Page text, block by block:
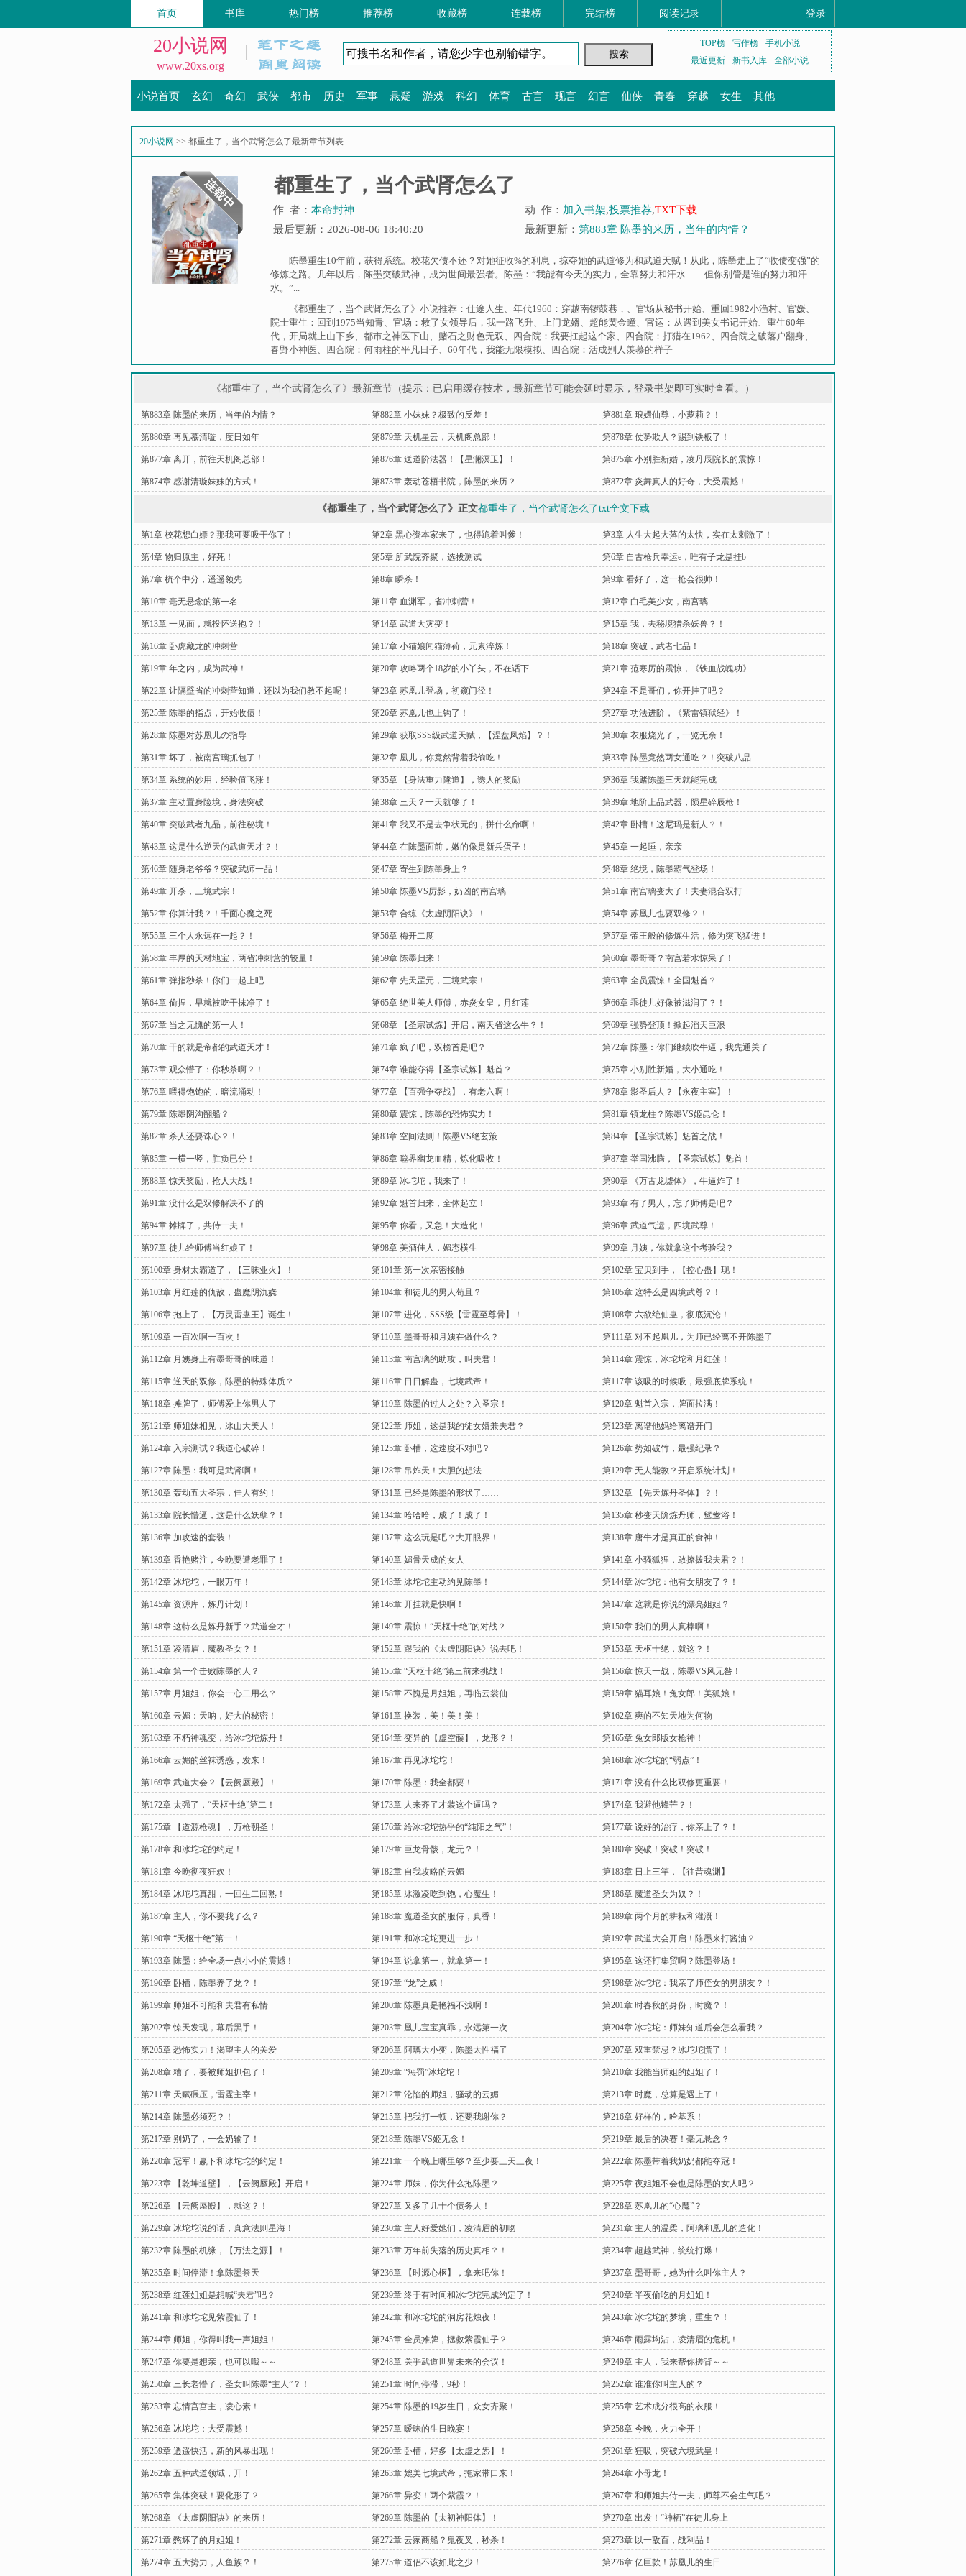
首页 书库 热门榜 推荐榜 收藏榜 连载榜 完结榜 阅读记录 登录
20小说网
www.20xs.org
TOP榜 写作榜
手机小说
最近更新
新书入库 全部小说
小说首页 玄幻 奇幻 武侠 都市 历史 军事 悬疑 游戏 科幻 体育 古言 现言 幻言 仙侠 青春 穿越 女生 其他
20小说网 >> 都重生了，当个武肾怎么了最新章节列表
都重生了，当个武肾怎么了
作 者： 本命封神 动 作： 加入书架,投票推荐,TXT下载
最后更新：2026-08-06 18:40:20
最新更新： 第883章 陈墨的来历，当年的内情？
陈墨重生10年前，获得系统。校花欠债不还？对她征收%的利息，掠夺她的武道修为和武道天赋！从此，陈墨走上了“收债变强”的
修炼之路。几年以后，陈墨突破武神，成为世间最强者。陈墨：“我能有今天的实力，全靠努力和汗水——但你别管是谁的努力和汗
水。”...
《都重生了，当个武肾怎么了》小说推荐： 仕途人生、 年代1960：穿越南锣鼓巷， 、 官场从秘书开始、 重回1982小渔村、 官媛、
院士重生：回到1975当知青、 官场：救了女领导后，我一路飞升、 上门龙婿、 超能黄金瞳、 官运：从遇到美女书记开始、 重生60年
代，开局就上山下乡、 都市之神医下山、 赌石之财色无双、 四合院：我要扛起这个家、 四合院：打猎在1962、 四合院之破落户翻身、
春野小神医、 四合院：何雨柱的平凡日子、 60年代，我能无限模拟、 四合院：活成别人羡慕的样子
《都重生了，当个武肾怎么了》最新章节（提示：已启用缓存技术，最新章节可能会延时显示，登录书架即可实时查看。）
第883章 陈墨的来历，当年的内情？ 第882章 小妹妹？极致的反差！ 第881章 琅嬛仙尊，小萝莉？！
第880章 再见慕清璇，度日如年 第879章 天机星云，天机阁总部！ 第878章 仗势欺人？踢到铁板了！
第877章 离开，前往天机阁总部！ 第876章 送道阶法器！【星澜溟玉】！ 第875章 小别胜新婚，凌丹辰院长的震惊！
第874章 感谢清璇妹妹的方式！ 第873章 轰动苍梧书院，陈墨的来历？ 第872章 炎舞真人的好奇，大受震撼！
《都重生了，当个武肾怎么了》正文都重生了，当个武肾怎么了txt全文下载
第1章 校花想白嫖？那我可要吸干你了！ 第2章 黑心资本家来了，也得跪着叫爹！ 第3章 人生大起大落的太快，实在太刺激了！
第4章 物归原主，好死！ 第5章 所武院齐聚，选拔测试 第6章 自古枪兵幸运e，唯有子龙是挂b
第7章 梳个中分，遥遥领先 第8章 瞬杀！ 第9章 看好了，这一枪会很帅！
第10章 毫无悬念的第一名 第11章 血渊军，省冲刺营！ 第12章 白毛美少女，南宫璃
第13章 一见面，就投怀送抱？！ 第14章 武道大灾变！ 第15章 我，去秘境猎杀妖兽？！
第16章 卧虎藏龙的冲刺营 第17章 小猫娘闻猫薄荷，元素淬炼！ 第18章 突破，武者七品！
第19章 年之内，成为武神！ 第20章 攻略两个18岁的小丫头，不在话下 第21章 范寒厉的震惊，《铁血战魄功》
第22章 让隔壁省的冲刺营知道，还以为我们教不起呢！ 第23章 苏凰儿登场，初窥门径！ 第24章 不是哥们，你开挂了吧？
第25章 陈墨的指点，开始收债！ 第26章 苏凰儿也上钩了！ 第27章 功法进阶，《紫雷镇狱经》！
第28章 陈墨对苏凰儿の指导 第29章 获取SSS级武道天赋，【涅盘凤焰】？！ 第30章 衣服烧光了，一览无余！
第31章 坏了，被南宫璃抓包了！ 第32章 凰儿，你竟然背着我偷吃！ 第33章 陈墨竟然两女通吃？！突破八品
第34章 系统的妙用，经验值飞涨！ 第35章 【身法重力隧道】，诱人的奖励 第36章 我赌陈墨三天就能完成
第37章 主动置身险境，身法突破 第38章 三天？一天就够了！ 第39章 地阶上品武器，陨星碎辰枪！
第40章 突破武者九品，前往秘境！ 第41章 我又不是去争状元的，拼什么命啊！ 第42章 卧槽！这尼玛是新人？！
第43章 这是什么逆天的武道天才？！ 第44章 在陈墨面前，嫩的像是新兵蛋子！ 第45章 一起睡，亲亲
第46章 随身老爷爷？突破武师一品！ 第47章 寄生到陈墨身上？ 第48章 绝境，陈墨霸气登场！
第49章 开杀，三境武宗！ 第50章 陈墨VS厉影，奶凶的南宫璃 第51章 南宫璃变大了！夫妻混合双打
第52章 你算计我？！千面心魔之死 第53章 合练《太虚阴阳诀》！ 第54章 苏凰儿也要双修？！
第55章 三个人永远在一起？！ 第56章 梅开二度 第57章 帝王般的修炼生活，修为突飞猛进！
第58章 丰厚的天材地宝，两省冲刺营的较量！ 第59章 陈墨归来！ 第60章 墨哥哥？南宫若水惊呆了！
第61章 弹指秒杀！你们一起上吧 第62章 先天罡元，三境武宗！ 第63章 全员震惊！全国魁首？
第64章 偷捏，早就被吃干抹净了！ 第65章 绝世美人师傅，赤炎女皇，月红莲 第66章 乖徒儿好像被滋润了？！
第67章 当之无愧的第一人！ 第68章 【圣宗试炼】开启，南天省这么牛？！ 第69章 强势登顶！掀起滔天巨浪
第70章 干的就是帝都的武道天才！ 第71章 疯了吧，双榜首是吧？ 第72章 陈墨：你们继续吹牛逼，我先通关了
第73章 观众懵了：你秒杀啊？！ 第74章 谁能夺得【圣宗试炼】魁首？ 第75章 小别胜新婚，大小通吃！
第76章 喂得饱饱的，暗流涌动！ 第77章 【百强争夺战】，有老六啊！ 第78章 影圣后人？【永夜主宰】！
第79章 陈墨阴沟翻船？ 第80章 震惊，陈墨的恐怖实力！ 第81章 镇龙柱？陈墨VS姬昆仑！
第82章 杀人还要诛心？！ 第83章 空间法则！陈墨VS绝玄策 第84章 【圣宗试炼】魁首之战！
第85章 一横一竖，胜负已分！ 第86章 噬界幽龙血精，炼化吸收！ 第87章 举国沸腾，【圣宗试炼】魁首！
第88章 惊天奖励，抢人大战！ 第89章 冰坨坨，我来了！ 第90章 《万古龙墟体》，牛逼炸了！
第91章 没什么是双修解决不了的 第92章 魁首归来，全体起立！ 第93章 有了男人，忘了师傅是吧？
第94章 摊牌了，共侍一夫！ 第95章 你看，又急！大造化！ 第96章 武道气运，四境武尊！
第97章 徒儿给师傅当红娘了！ 第98章 美酒佳人，媚态横生 第99章 月姨，你就拿这个考验我？
第100章 身材太霸道了，【三昧业火】！ 第101章 第一次亲密接触 第102章 宝贝到手，【控心蛊】现！
第103章 月红莲的仇敌，蛊魔阴氿娆 第104章 和徒儿的男人苟且？ 第105章 这特么是四境武尊？！
第106章 抱上了，【万灵雷蛊王】诞生！ 第107章 进化，SSS级【雷霆至尊骨】！ 第108章 六欲绝仙蛊，彻底沉沦！
第109章 一百次啊一百次！ 第110章 墨哥哥和月姨在做什么？ 第111章 对不起凰儿，为师已经离不开陈墨了
第112章 月姨身上有墨哥哥的味道！ 第113章 南宫璃的助攻，叫夫君！ 第114章 震惊，冰坨坨和月红莲！
第115章 逆天的双修，陈墨的特殊体质？ 第116章 日日解蛊，七境武帝！ 第117章 该吸的时候吸，最强底牌系统！
第118章 摊牌了，师傅爱上你男人了 第119章 陈墨的过人之处？入圣宗！ 第120章 魁首入宗，牌面拉满！
第121章 师姐妹相见，冰山大美人！ 第122章 师姐，这是我的徒女婿兼夫君？ 第123章 离谱他妈给离谱开门
第124章 入宗测试？我道心破碎！ 第125章 卧槽，这速度不对吧？ 第126章 势如破竹，最强纪录？
第127章 陈墨：我可是武肾啊！ 第128章 吊炸天！大胆的想法 第129章 无人能教？开启系统计划！
第130章 轰动五大圣宗，佳人有约！ 第131章 已经是陈墨的形状了…… 第132章 【先天炼丹圣体】？！
第133章 院长懵逼，这是什么妖孽？！ 第134章 哈哈哈，成了！成了！ 第135章 秒变天阶炼丹师，鸳鸯浴！
第136章 加攻速的套装！ 第137章 这么玩是吧？大开眼界！ 第138章 唐牛才是真正的食神！
第139章 香艳赌注，今晚要遭老罪了！ 第140章 媚骨天成的女人 第141章 小骚狐狸，敢撩拨我夫君？！
第142章 冰坨坨，一眼万年！ 第143章 冰坨坨主动约见陈墨！ 第144章 冰坨坨：他有女朋友了？！
第145章 资源库，炼丹计划！ 第146章 开挂就是快啊！ 第147章 这就是你说的漂亮姐姐？
第148章 这特么是炼丹新手？武道全才！ 第149章 震惊！“天枢十绝”的对战？ 第150章 我们的男人真棒啊！
第151章 凌清眉，魔教圣女？！ 第152章 跟我的《太虚阴阳诀》说去吧！ 第153章 天枢十绝，就这？！
第154章 第一个击败陈墨的人？ 第155章 “天枢十绝”第三前来挑战！ 第156章 惊天一战，陈墨VS风无咎！
第157章 月姐姐，你会一心二用么？ 第158章 不愧是月姐姐，再临云裳仙 第159章 猫耳娘！兔女郎！美狐娘！
第160章 云媚：天呐，好大的秘密！ 第161章 换装，美！美！美！ 第162章 爽的不知天地为何物
第163章 不朽神魂变，给冰坨坨炼丹！ 第164章 变异的【虚空藤】，龙形？！ 第165章 兔女郎版女枪神！
第166章 云媚的丝袜诱惑，发来！ 第167章 再见冰坨坨！ 第168章 冰坨坨的“弱点”！
第169章 武道大会？【云阙蜃殿】！ 第170章 陈墨：我全都要！ 第171章 没有什么比双修更重要！
第172章 太强了，“天枢十绝”第二！ 第173章 人来齐了才装这个逼吗？ 第174章 我避他锋芒？！
第175章 【道源枪魂】，万枪朝圣！ 第176章 给冰坨坨热乎的“纯阳之气”！ 第177章 说好的治疗，你亲上了？！
第178章 和冰坨坨的约定！ 第179章 巨龙骨骸，龙元？！ 第180章 突破！突破！突破！
第181章 今晚彻夜狂欢！ 第182章 自我攻略的云媚 第183章 日上三竿，【往昔魂渊】
第184章 冰坨坨真甜，一回生二回熟！ 第185章 冰激凌吃到饱，心魔生！ 第186章 魔道圣女为奴？！
第187章 主人，你不要我了么？ 第188章 魔道圣女的服侍，真香！ 第189章 两个月的耕耘和灌溉！
第190章 “天枢十绝”第一！ 第191章 和冰坨坨更进一步！ 第192章 武道大会开启！陈墨来打酱油？
第193章 陈墨：给全场一点小小的震撼！ 第194章 说拿第一，就拿第一！ 第195章 这还打集贸啊？陈墨登场！
第196章 卧槽，陈墨养了龙？！ 第197章 “龙”之威！ 第198章 冰坨坨：我亲了师侄女的男朋友？！
第199章 师姐不可能和夫君有私情 第200章 陈墨真是艳福不浅啊！ 第201章 时春秋的身份，时魔？！
第202章 惊天发现，幕后黑手！ 第203章 凰儿宝宝真乖，永远第一次 第204章 冰坨坨：师妹知道后会怎么看我？
第205章 恐怖实力！渴望主人的关爱 第206章 阿璃大小变，陈墨太性福了 第207章 双重禁忌？冰坨坨慌了！
第208章 糟了，要被师姐抓包了！ 第209章 “惩罚”冰坨坨！ 第210章 我能当师姐的姐姐了！
第211章 天赋碾压，雷霆主宰！ 第212章 沦陷的师姐，骚动的云媚 第213章 时魔，总算是遇上了！
第214章 陈墨必须死？！ 第215章 把我打一顿，还要我谢你？ 第216章 好样的，哈基系！
第217章 别奶了，一会奶输了！ 第218章 陈墨VS姬无念！ 第219章 最后的决赛！毫无悬念？
第220章 冠军！赢下和冰坨坨的约定！ 第221章 一个晚上哪里够？至少要三天三夜！ 第222章 陈墨带着我奶奶都能夺冠！
第223章 【乾坤道壁】，【云阙蜃殿】开启！ 第224章 师妹，你为什么抱陈墨？ 第225章 夜姐姐不会也是陈墨的女人吧？
第226章 【云阙蜃殿】，就这？！ 第227章 又多了几十个债务人！ 第228章 苏凰儿的“心魔”？
第229章 冰坨坨说的话，真意法则星海！ 第230章 主人好爱她们，凌清眉的初吻 第231章 主人的温柔，阿璃和凰儿的造化！
第232章 陈墨的机缘，【万法之源】！ 第233章 万年前失落的历史真相？！ 第234章 超越武神，统统打爆！
第235章 时间停滞！拿陈墨祭天 第236章 【时源心枢】，拿来吧你！ 第237章 墨哥哥，她为什么叫你主人？
第238章 红莲姐姐是想喊“夫君”吧？ 第239章 终于有时间和冰坨坨完成约定了！ 第240章 半夜偷吃的月姐姐！
第241章 和冰坨坨见紫霞仙子！ 第242章 和冰坨坨的洞房花烛夜！ 第243章 冰坨坨的梦境，重生？！
第244章 师姐，你得叫我一声姐姐！ 第245章 全员摊牌，拯救紫霞仙子？ 第246章 雨露均沾，凌清眉的危机！
第247章 你要是想亲，也可以哦～～ 第248章 关乎武道世界未来的会议！ 第249章 主人，我来帮你搓背～～
第250章 三长老懵了，圣女叫陈墨“主人”？！ 第251章 时间停滞，9秒！ 第252章 谁准你叫主人的？
第253章 忘情宫宫主，凌心素！ 第254章 陈墨的19岁生日，众女齐聚！ 第255章 艺术成分很高的衣服！
第256章 冰坨坨：大受震撼！ 第257章 暧昧的生日晚宴！ 第258章 今晚，火力全开！
第259章 逍遥快活，新的风暴出现！ 第260章 卧槽，好多【太虚之炁】！ 第261章 狂吸，突破六境武皇！
第262章 五种武道领域，开！ 第263章 媲美七境武帝，拖家带口来！ 第264章 小母龙！
第265章 集体突破！要化形了？ 第266章 异变！两个紫霞？！ 第267章 和师姐共侍一夫，师尊不会生气吧？
第268章 《太虚阴阳诀》的来历！ 第269章 陈墨的【太初神阳体】！ 第270章 出发！“神栖”在徒儿身上
第271章 憋坏了的月姐姐！ 第272章 云家商船？鬼夜叉，秒杀！ 第273章 以一敌百，战利品！
第274章 五大势力，人鱼族？！ 第275章 道侣不该如此之少！ 第276章 亿巨款！苏凰儿的生日